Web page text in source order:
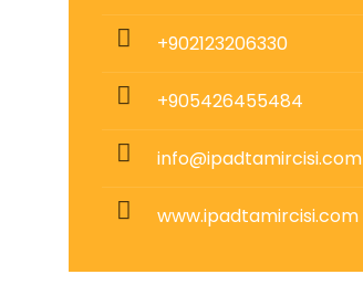
+902123206330
+905426455484
info@ipadtamircisi.com
www.ipadtamircisi.com